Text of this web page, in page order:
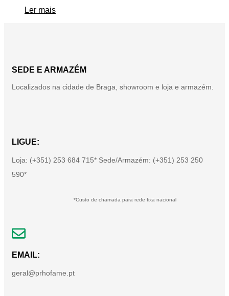
Ler mais
SEDE E ARMAZÉM
Localizados na cidade de Braga, showroom e loja e armazém.
LIGUE:
Loja: (+351) 253 684 715* Sede/Armazém: (+351) 253 250
590*
*Custo de chamada para rede fixa nacional
EMAIL:
geral@prhofame.pt